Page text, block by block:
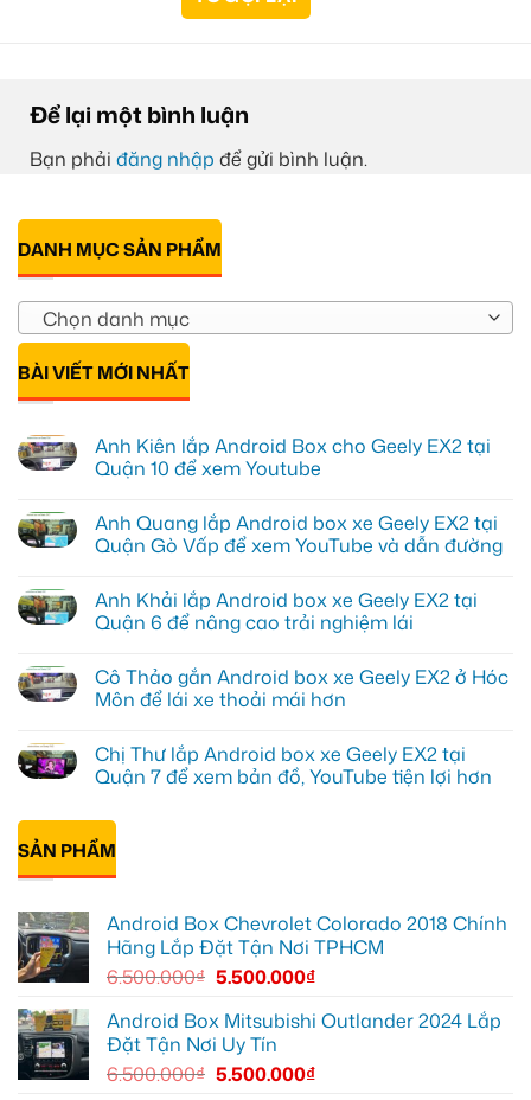
Để lại một bình luận
Bạn phải đăng nhập để gửi bình luận.
DANH MỤC SẢN PHẨM
Chọn danh mục
BÀI VIẾT MỚI NHẤT
Anh Kiên lắp Android Box cho Geely EX2 tại
Quận 10 để xem Youtube
bình
luận
ở
lắp
Android
Box
EX2
tại
Quận
xem
Youtube
Anh Quang lắp Android box xe Geely EX2 tại
Quận Gò Vấp để xem YouTube và dẫn đường
bình
luận
ở
lắp
Android
box
EX2
tại
Quận
xem
YouTube
và
Anh Khải lắp Android box xe Geely EX2 tại
Quận 6 để nâng cao trải nghiệm lái
bình
luận
ở
lắp
Android
box
EX2
tại
Quận
6
cao
trải
nghiệm
Cô Thảo gắn Android box xe Geely EX2 ở Hóc
Môn để lái xe thoải mái hơn
bình
luận
ở
gắn
Android
box
xe
Hóc
Môn
lái
thoải
mái
hơn
Chị Thư lắp Android box xe Geely EX2 tại
Quận 7 để xem bản đồ, YouTube tiện lợi hơn
có
bình
luận
ở
Chị
Android
box
Geely
EX2
Quận
để
bản
SẢN PHẨM
Android Box Chevrolet Colorado 2018 Chính
Hãng Lắp Đặt Tận Nơi TPHCM
6.500.000₫ 5.500.000₫
Android Box Mitsubishi Outlander 2024 Lắp
Đặt Tận Nơi Uy Tín
6.500.000₫ 5.500.000₫